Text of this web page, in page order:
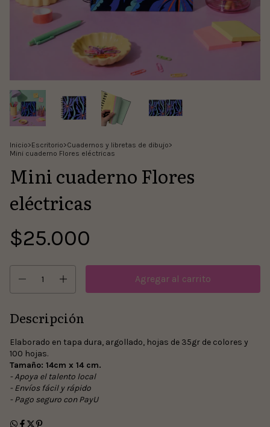
Inicio>Escritorio>Cuadernos y libretas de dibujo>
Mini cuaderno Flores eléctricas
Mini cuaderno Flores
eléctricas
$25.000
Descripción
Elaborado en tapa dura, argollado, hojas de 35gr de colores y
100 hojas.
Tamaño: 14cm x 14 cm.
- Apoya el talento local
- Envíos fácil y rápido
- Pago seguro con PayU